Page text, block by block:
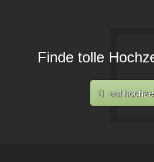
Finde tolle
auf